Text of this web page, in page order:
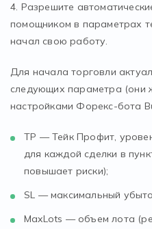
4. Разрешите
помощником в параметрах
начал свою работу.
Для начала торговли
следующих параметра (они
настройками Форекс-бота
ТР — Тейк Профит,
для каждой сделки в
повышает риски);
SL — максимальный
MaxLots — объем лота